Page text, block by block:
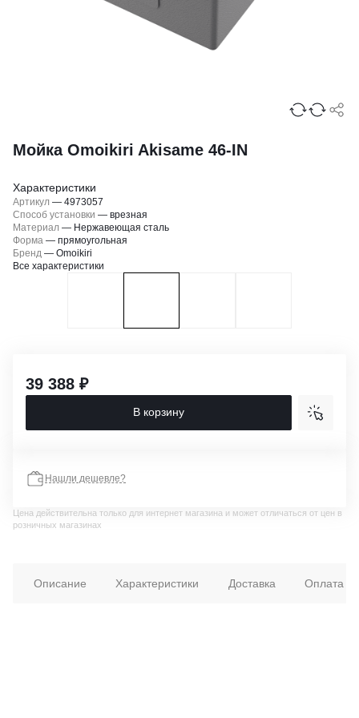
Мойка Omoikiri Akisame 46-IN
Характеристики
Артикул — 4973057
Способ установки — врезная
Материал — Нержавеющая сталь
Форма — прямоугольная
Бренд — Omoikiri
Все характеристики
39 388 ₽
В корзину
Нашли дешевле?
Цена действительна только для интернет магазина и может отличаться от цен в
розничных магазинах
Описание Характеристики Доставка Оплата